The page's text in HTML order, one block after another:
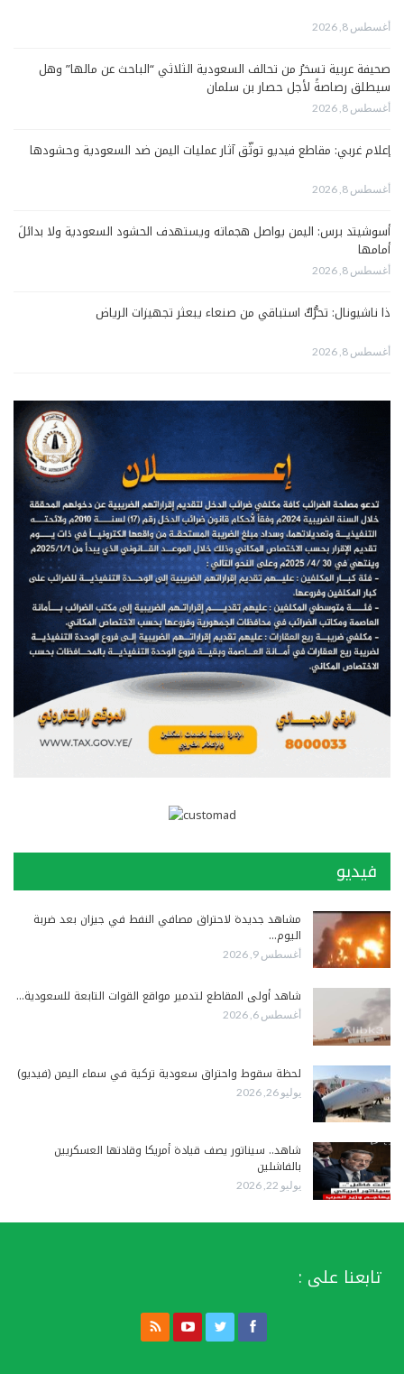
أغسطس 8, 2026
صحيفة عربية تسخرُ من تحالف السعودية الثلاثي “الباحث عن مالها” وهل
سيطلق رصاصةً لأجل حصار بن سلمان
أغسطس 8, 2026
إعلام غربي: مقاطع فيديو توثّق آثار عمليات اليمن ضد السعودية وحشودها
أغسطس 8, 2026
أسوشيتد برس: اليمن يواصل هجماته ويستهدف الحشود السعودية ولا بدائلَ
أمامها
أغسطس 8, 2026
ذا ناشيونال: تحرُّكٌ استباقي من صنعاء يبعثر تجهيزات الرياض
أغسطس 8, 2026
فيديو
مشاهد جديدة لاحتراق مصافي النفط في جيزان بعد ضربة
اليوم…
أغسطس 9, 2026
شاهد أولى المقاطع لتدمير مواقع القوات التابعة للسعودية…
أغسطس 6, 2026
لحظة سقوط واحتراق سعودية تركية في سماء اليمن (فيديو)
يوليو 26, 2026
شاهد.. سيناتور يصف قيادة أمريكا وقادتها العسكريين
بالفاشلين
يوليو 22, 2026
تابعنا على :